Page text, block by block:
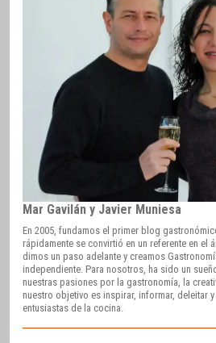
Mar Gavilán y Javier Muniesa
En 2005, fundamos el primer blog
rápidamente se convirtió en un referente en el
dimos un paso adelante y creamos
independiente. Para nosotros, ha sido un
nuestras pasiones por la gastronomía, la
nuestro objetivo es inspirar, informar, deleitar
entusiastas de la cocina.